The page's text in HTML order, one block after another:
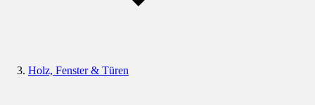
Holz, Fenster & Türen